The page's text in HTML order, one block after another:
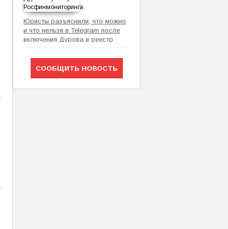
Юристы разъяснили, что можно
и что нельзя в Telegram после
включения Дурова в реестр
Росфинмониторинга
СООБЩИТЬ НОВОСТЬ